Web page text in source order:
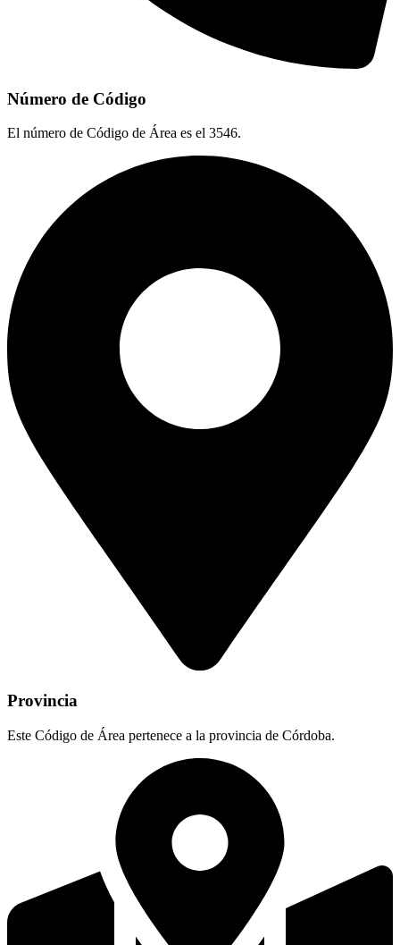
Número de Código
El número de Código de Área es el 3546.
Provincia
Este Código de Área pertenece a la provincia de Córdoba.